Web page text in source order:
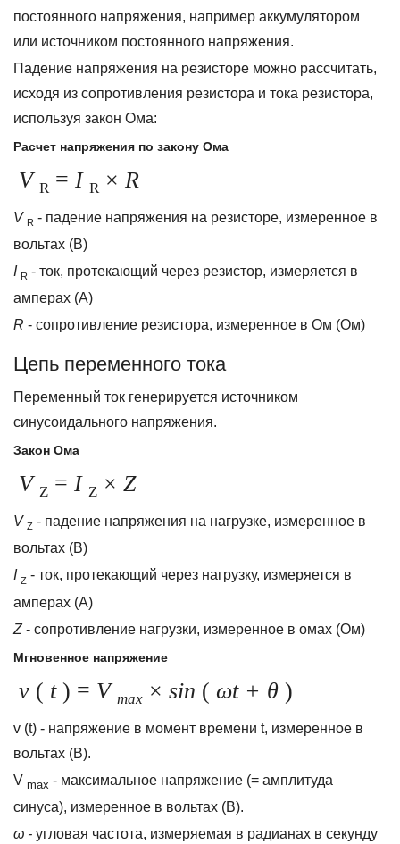
постоянного напряжения, например аккумулятором
или источником постоянного напряжения.
Падение напряжения на резисторе можно рассчитать,
исходя из сопротивления резистора и тока резистора,
используя закон Ома:
Расчет напряжения по закону Ома
V R = I R × R
V R - падение напряжения на резисторе, измеренное в
вольтах (В)
I R - ток, протекающий через резистор, измеряется в
амперах (А)
R - сопротивление резистора, измеренное в Ом (Ом)
Цепь переменного тока
Переменный ток генерируется источником
синусоидального напряжения.
Закон Ома
V Z = I Z × Z
V Z - падение напряжения на нагрузке, измеренное в
вольтах (В)
I Z - ток, протекающий через нагрузку, измеряется в
амперах (А)
Z- сопротивление нагрузки, измеренное в омах (Ом)
Мгновенное напряжение
v ( t) = V max × sin ( ωt + θ )
v (t) - напряжение в момент времени t, измеренное в
вольтах (В).
V max - максимальное напряжение (= амплитуда
синуса), измеренное в вольтах (В).
ω - угловая частота, измеряемая в радианах в секунду